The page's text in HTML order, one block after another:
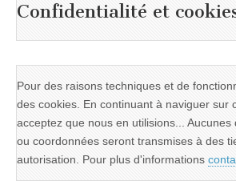
Confidentialité et
Pour des raisons techniques et de
des cookies. En continuant à naviguer sur
acceptez que nous en utilisions...
ou coordonnées seront transmises à des
autorisation. Pour plus d'informations